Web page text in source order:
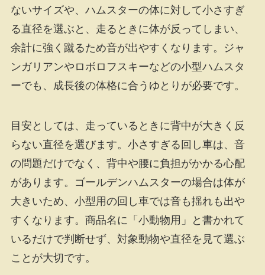
ないサイズや、ハムスターの体に対して小さすぎ
る直径を選ぶと、走るときに体が反ってしまい、
余計に強く蹴るため音が出やすくなります。ジャ
ンガリアンやロボロフスキーなどの小型ハムスタ
ーでも、成長後の体格に合うゆとりが必要です。
目安としては、走っているときに背中が大きく反
らない直径を選びます。小さすぎる回し車は、音
の問題だけでなく、背中や腰に負担がかかる心配
があります。ゴールデンハムスターの場合は体が
大きいため、小型用の回し車では音も揺れも出や
すくなります。商品名に「小動物用」と書かれて
いるだけで判断せず、対象動物や直径を見て選ぶ
ことが大切です。